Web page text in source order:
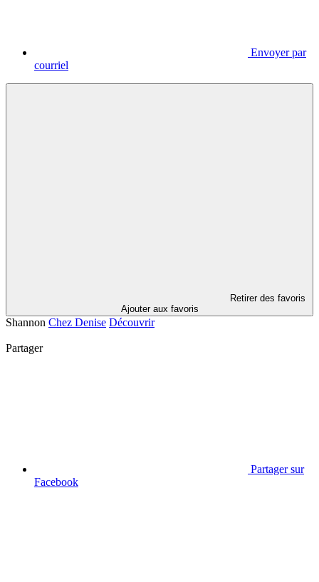
Envoyer par
courriel
Retirer des favoris
Ajouter aux favoris
Shannon Chez Denise Découvrir
Partager
Partager sur
Facebook